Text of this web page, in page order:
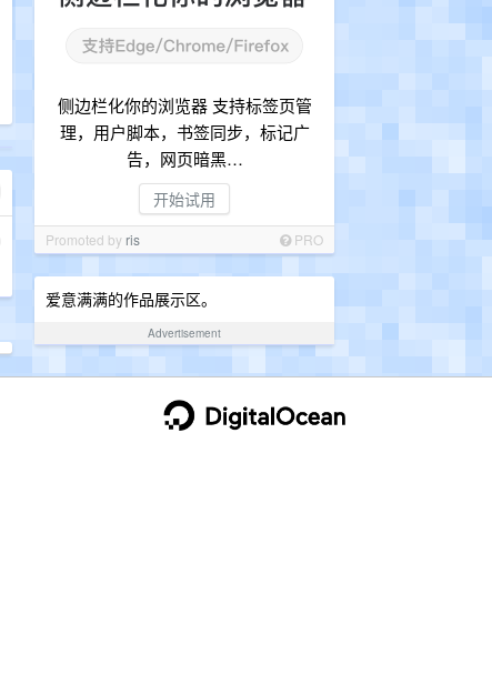
侧边栏化你的浏览器 支持标签页管
理，用户脚本，书签同步，标记广
告，网页暗黑…
开始试用
Promoted by ris PRO
爱意满满的作品展示区。
Advertisement